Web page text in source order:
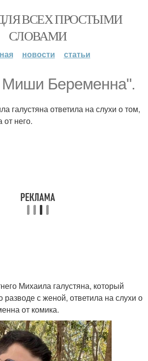
ВСЕХ ПРОСТЫМИ
СЛОВАМИ
новости статьи
Беременна".
галустяна ответила на слухи о том,
от него.
Михаила галустяна, который
разводе с женой, ответила на слухи о
от комика.